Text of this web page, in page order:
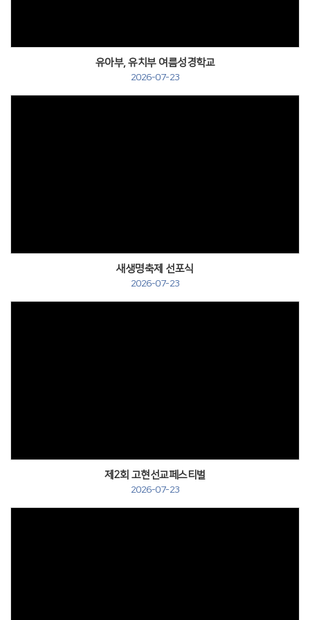
유아부, 유치부 여름성경학교
2026-07-23
새생명축제 선포식
2026-07-23
제2회 고현선교페스티벌
2026-07-23